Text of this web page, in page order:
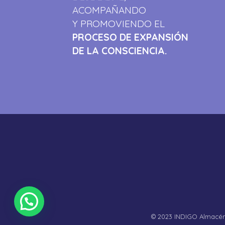
ACOMPAÑANDO
Y PROMOVIENDO EL
PROCESO DE EXPANSIÓN
DE LA CONSCIENCIA.
© 2023 INDIGO